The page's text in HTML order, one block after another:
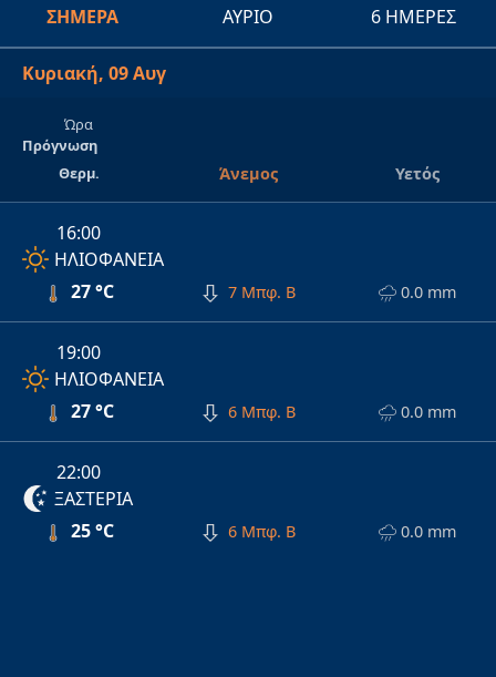
ΣΉΜΕΡΑ ΑΎΡΙΟ 6 ΗΜΈΡΕΣ
Κυριακή, 09 Αυγ
Ώρα
Πρόγνωση
Θερμ.
Άνεμος Υετός
16:00
ΗΛΙΟΦΑΝΕΙΑ
27 °C
7 Μπφ. Β 0.0 mm
19:00
ΗΛΙΟΦΑΝΕΙΑ
27 °C
6 Μπφ. Β 0.0 mm
22:00
ΞΑΣΤΕΡΙΑ
25 °C
6 Μπφ. Β 0.0 mm